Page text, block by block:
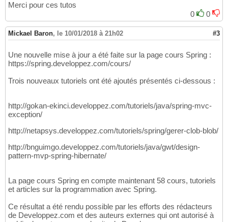
Merci pour ces tutos
0
0
Mickael Baron, le 10/01/2018 à 21h02 #3
Une nouvelle mise à jour a été faite sur la page cours Spring :
https://spring.developpez.com/cours/
Trois nouveaux tutoriels ont été ajoutés présentés ci-dessous :
http://gokan-ekinci.developpez.com/tutoriels/java/spring-mvc-
exception/
http://netapsys.developpez.com/tutoriels/spring/gerer-clob-blob/
http://bnguimgo.developpez.com/tutoriels/java/gwt/design-
pattern-mvp-spring-hibernate/
La page cours Spring en compte maintenant 58 cours, tutoriels
et articles sur la programmation avec Spring.
Ce résultat a été rendu possible par les efforts des rédacteurs
de Developpez.com et des auteurs externes qui ont autorisé à